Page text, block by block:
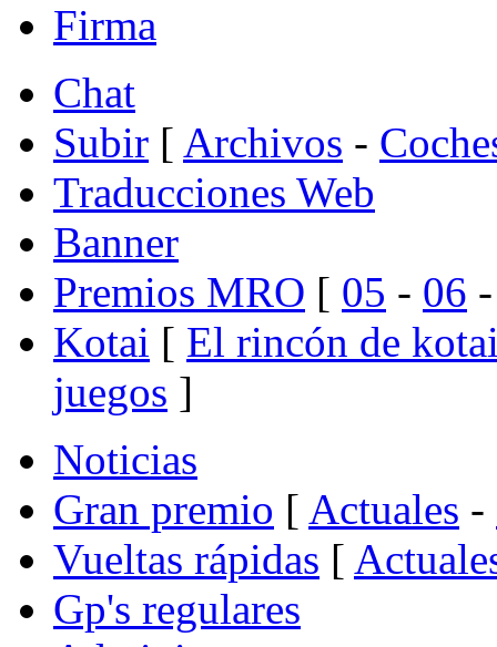
Firma
Chat
Subir [ Archivos -
Traducciones Web
Banner
Premios MRO [ 05 - 06
Kotai [ El rincón de
juegos ]
Noticias
Gran premio [ Actuales -
Vueltas rápidas [
Gp's regulares